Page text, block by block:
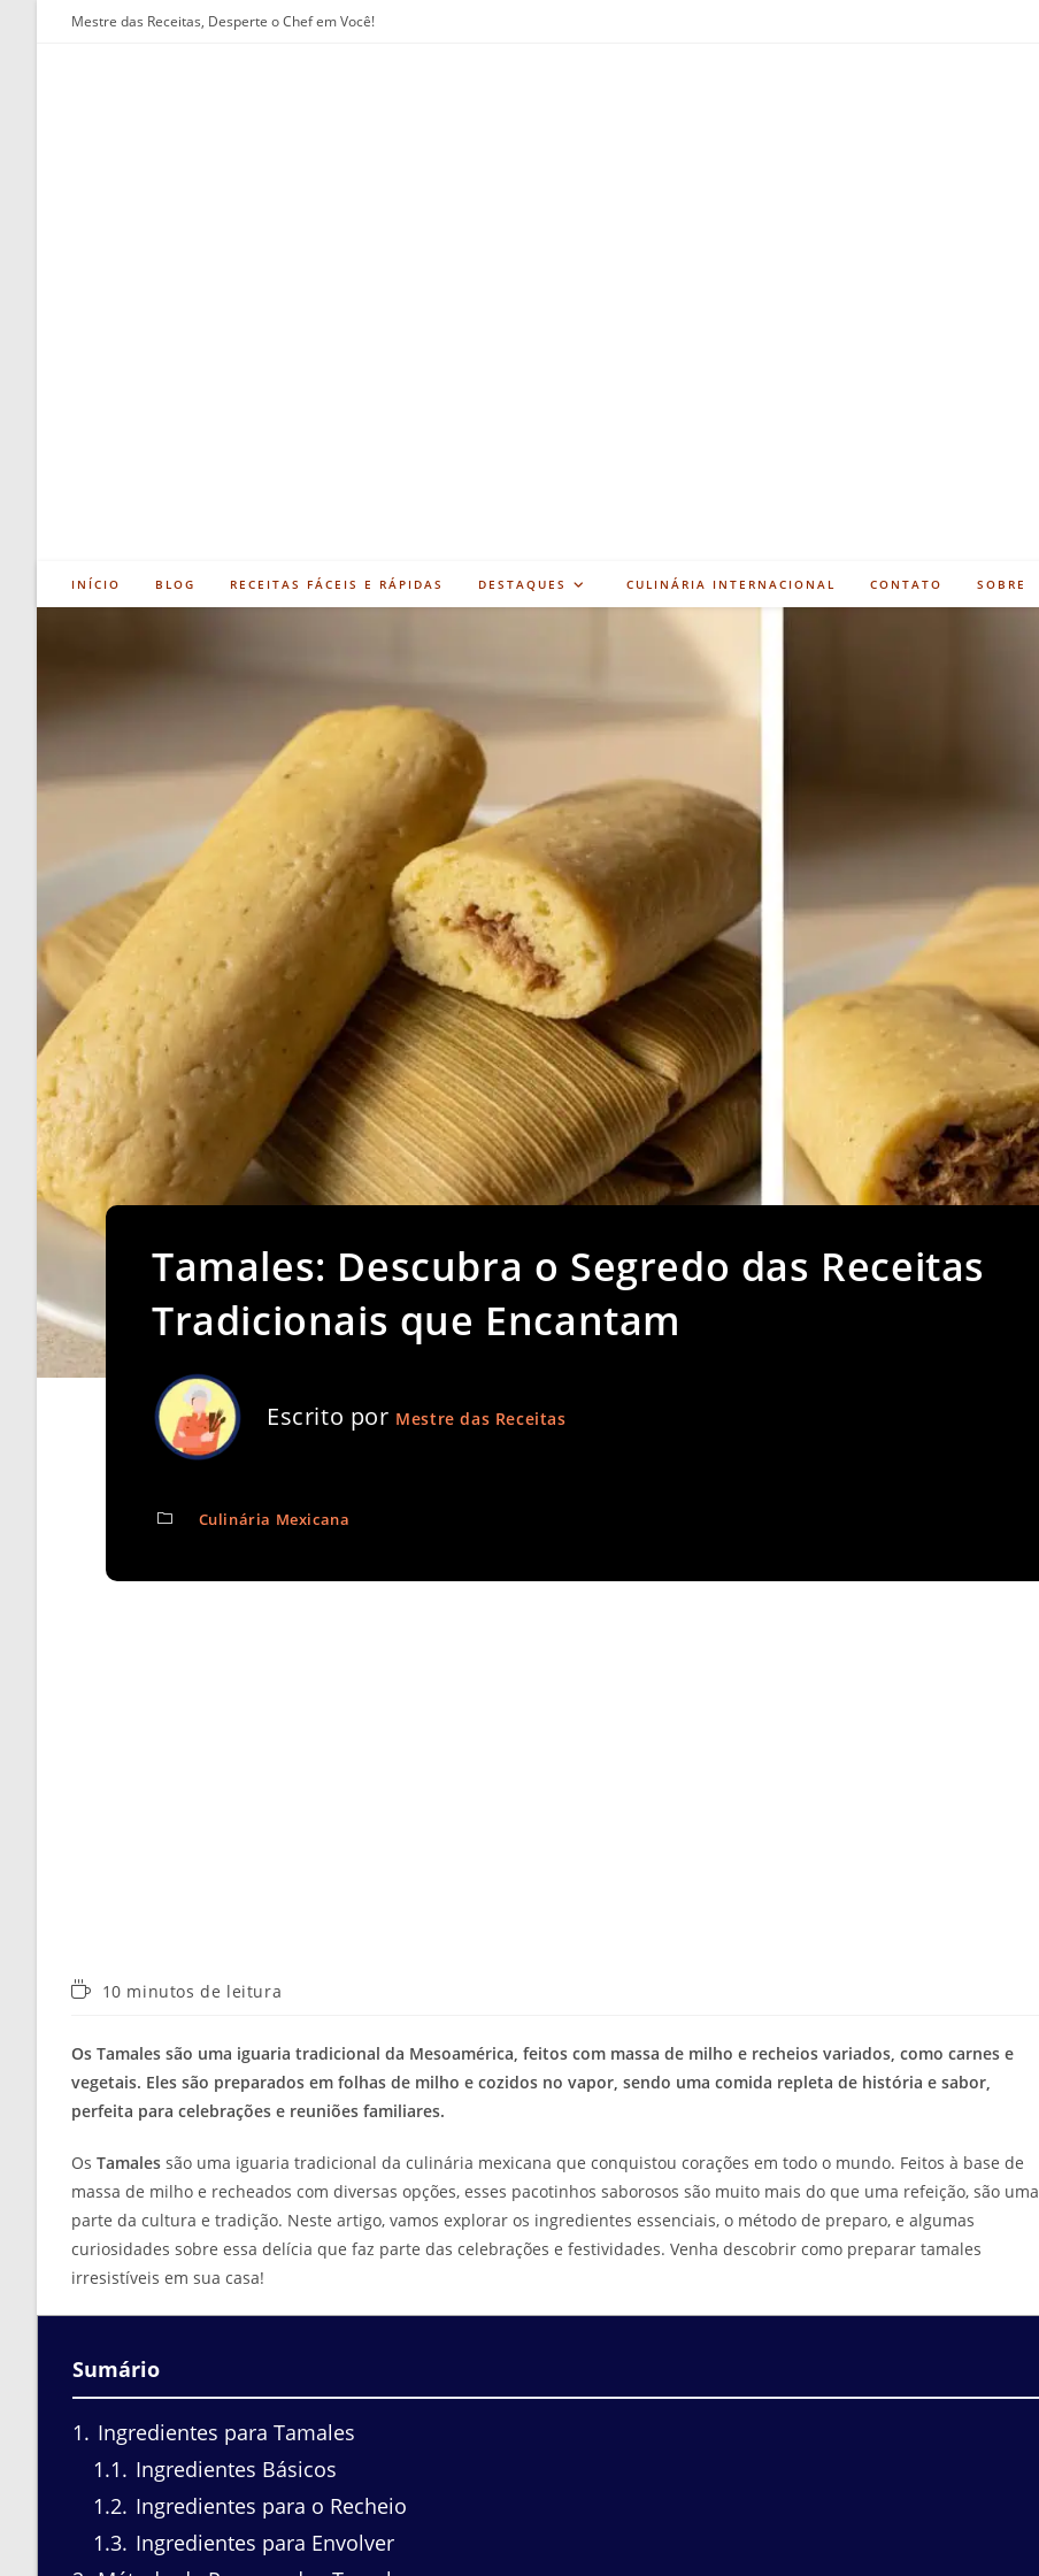
Mestre das Receitas, Desperte o Chef em Você!
INÍCIO BLOG RECEITAS FÁCEIS E RÁPIDAS DESTAQUES CULINÁRIA INTERNACIONAL CONTATO SOBRE
Tamales: Descubra o Segredo das Receitas
Tradicionais que Encantam
Escrito por Mestre das Receitas
Culinária Mexicana
Tempo10 minutos de leitura
Os Tamales são uma iguaria tradicional da Mesoamérica, feitos com massa de milho e recheios variados, como carnes e
vegetais. Eles são preparados em folhas de milho e cozidos no vapor, sendo uma comida repleta de história e sabor,
perfeita para celebrações e reuniões familiares.
Os Tamales são uma iguaria tradicional da culinária mexicana que conquistou corações em todo o mundo. Feitos à base de
massa de milho e recheados com diversas opções, esses pacotinhos saborosos são muito mais do que uma refeição, são uma
parte da cultura e tradição. Neste artigo, vamos explorar os ingredientes essenciais, o método de preparo, e algumas
curiosidades sobre essa delícia que faz parte das celebrações e festividades. Venha descobrir como preparar tamales
irresistíveis em sua casa!
Sumário
1
Ingredientes para Tamales
1.1
Ingredientes Básicos
1.2 Ingredientes para o Recheio
1.3 Ingredientes para Envolver